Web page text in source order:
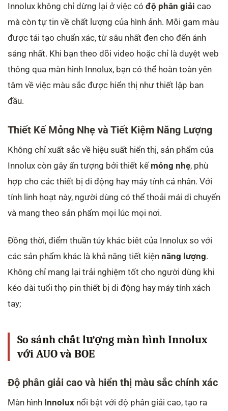
Innolux không chỉ dừng lại ở việc có độ phân giải cao
mà còn tự tin về chất lượng của hình ảnh. Mỗi gam màu
được tái tạo chuẩn xác, từ sâu nhất đen cho đến ánh
sáng nhất. Khi bạn theo dõi video hoặc chỉ là duyệt web
thông qua màn hình Innolux, bạn có thể hoàn toàn yên
tâm về việc màu sắc được hiển thị như thiết lập ban
đầu.
Thiết Kế Mỏng Nhẹ và Tiết Kiệm Năng Lượng
Không chỉ xuất sắc về hiệu suất hiển thị, sản phẩm của
Innolux còn gây ấn tượng bởi thiết kế mỏng nhẹ, phù
hợp cho các thiết bị di động hay máy tính cá nhân. Với
tính linh hoạt này, người dùng có thể thoải mái di chuyển
và mang theo sản phẩm mọi lúc mọi nơi.
Đồng thời, điểm thuần túy khác biêt của Innolux so với
các sản phẩm khác là khả năng tiết kiện năng lượng.
Không chỉ mang lại trải nghiệm tốt cho người dùng khi
kéo dài tuổi thọ pin thiết bị di động hay máy tính xách
tay;
So sánh chất lượng màn hình Innolux
với AUO và BOE
Độ phân giải cao và hiển thị màu sắc chính xác
Màn hình Innolux nổi bật với độ phân giải cao, tạo ra